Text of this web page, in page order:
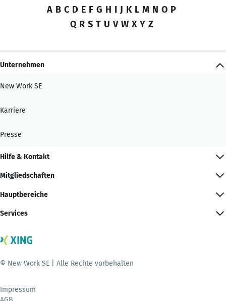
A B C D E F G H I J K L M N O P
Q R S T U V W X Y Z
Unternehmen
New Work SE
Karriere
Presse
Hilfe & Kontakt
Mitgliedschaften
Hauptbereiche
Services
© New Work SE | Alle Rechte vorbehalten
Impressum